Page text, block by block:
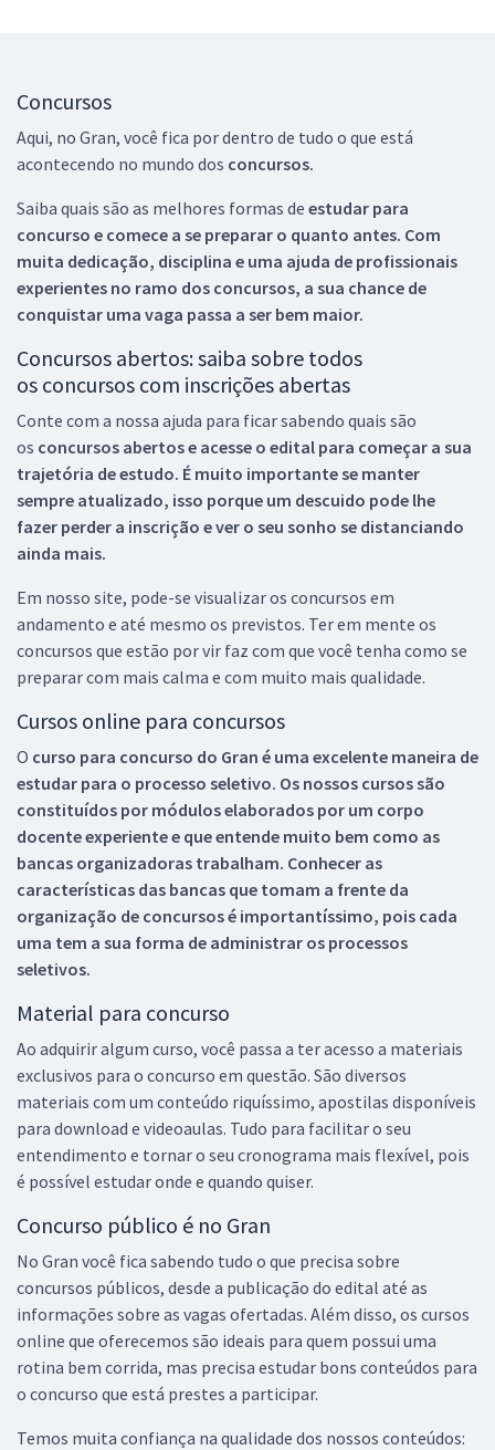
Concursos
Aqui, no Gran, você fica por dentro de tudo o que está
acontecendo no mundo dos concursos.
Saiba quais são as melhores formas de estudar para
concurso e comece a se preparar o quanto antes. Com
muita dedicação, disciplina e uma ajuda de profissionais
experientes no ramo dos concursos, a sua chance de
conquistar uma vaga passa a ser bem maior.
Concursos abertos: saiba sobre todos
os concursos com inscrições abertas
Conte com a nossa ajuda para ficar sabendo quais são
os concursos abertos e acesse o edital para começar a sua
trajetória de estudo. É muito importante se manter
sempre atualizado, isso porque um descuido pode lhe
fazer perder a inscrição e ver o seu sonho se distanciando
ainda mais.
Em nosso site, pode-se visualizar os concursos em
andamento e até mesmo os previstos. Ter em mente os
concursos que estão por vir faz com que você tenha como se
preparar com mais calma e com muito mais qualidade.
Cursos online para concursos
O curso para concurso do Gran é uma excelente maneira de
estudar para o processo seletivo. Os nossos cursos são
constituídos por módulos elaborados por um corpo
docente experiente e que entende muito bem como as
bancas organizadoras trabalham. Conhecer as
características das bancas que tomam a frente da
organização de concursos é importantíssimo, pois cada
uma tem a sua forma de administrar os processos
seletivos.
Material para concurso
Ao adquirir algum curso, você passa a ter acesso a materiais
exclusivos para o concurso em questão. São diversos
materiais com um conteúdo riquíssimo, apostilas disponíveis
para download e videoaulas. Tudo para facilitar o seu
entendimento e tornar o seu cronograma mais flexível, pois
é possível estudar onde e quando quiser.
Concurso público é no Gran
No Gran você fica sabendo tudo o que precisa sobre
concursos públicos, desde a publicação do edital até as
informações sobre as vagas ofertadas. Além disso, os cursos
online que oferecemos são ideais para quem possui uma
rotina bem corrida, mas precisa estudar bons conteúdos para
o concurso que está prestes a participar.
Temos muita confiança na qualidade dos nossos conteúdos: